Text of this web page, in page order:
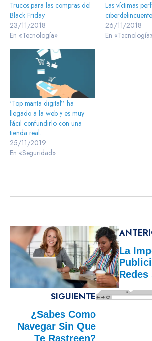
Trucos para las compras del
Black Friday
23/11/2018
En «Tecnología»
Las víctimas
26/11/2018
En
‘Top manta digital’’ ha
llegado a la web y es muy
fácil confundirlo con una
tienda real.
25/11/2019
En «Seguridad»
La
Redes
SIGUIENTE
¿Sabes Como
Navegar Sin Que
Te Rastreen?